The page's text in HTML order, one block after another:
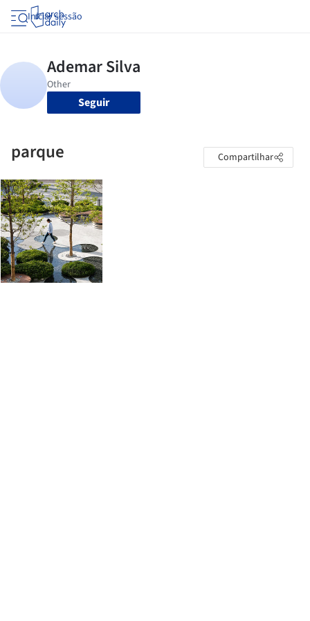
Iniciar sessão
Seguir
parque Compartilhar